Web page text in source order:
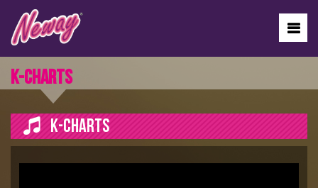
K-CHARTS
K-CHARTS